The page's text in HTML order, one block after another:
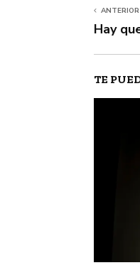
ANTERIOR
Hay
TE